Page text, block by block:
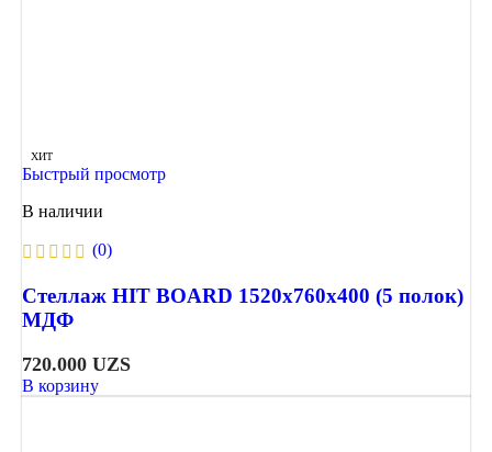
ХИТ
Быстрый просмотр
В наличии
(0)
Стеллаж HIT BOARD 1520х760х400 (5 полок)
МДФ
720.000 UZS
В корзину